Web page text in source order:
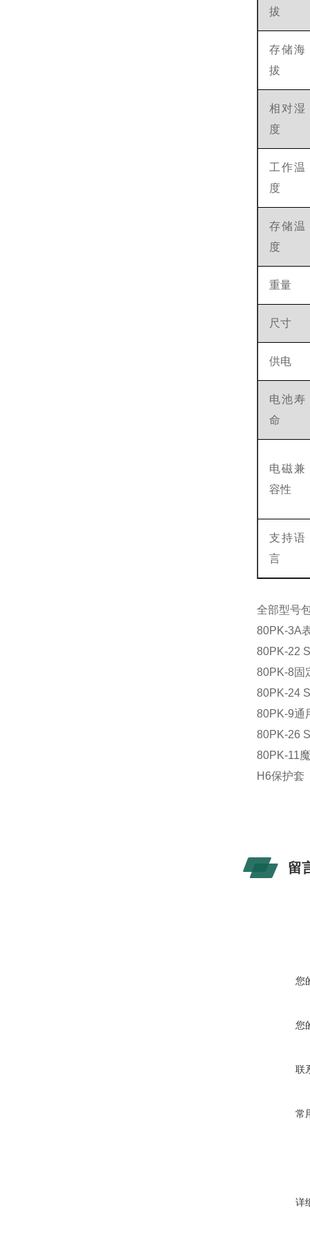
拔
存储海
拔
相对湿
度
工作温
度
存储温
度
重量
尺寸
供电
电池寿
命
电磁兼
容性
支持语
言
全部型号
80PK-3A
80PK-22
80PK-8固
80PK-24
80PK-9通
80PK-26
80PK-11
H6保护套
留
您
您
联
常
详